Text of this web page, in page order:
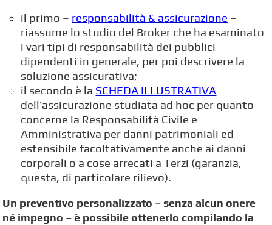
il primo – responsabilità & assicurazione –
riassume lo studio del Broker che ha esaminato
i vari tipi di responsabilità dei pubblici
dipendenti in generale, per poi descrivere la
soluzione assicurativa;
il secondo è la SCHEDA ILLUSTRATIVA
dell’assicurazione studiata ad hoc per quanto
concerne la Responsabilità Civile e
Amministrativa per danni patrimoniali ed
estensibile facoltativamente anche ai danni
corporali o a cose arrecati a Terzi (garanzia,
questa, di particolare rilievo).
Un preventivo personalizzato – senza alcun onere
né impegno – è possibile ottenerlo compilando la